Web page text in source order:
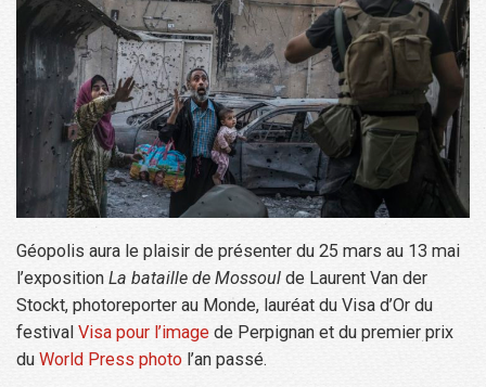
Géopolis aura le plaisir de présenter du 25 mars au 13 mai
l’exposition La bataille de Mossoul de Laurent Van der
Stockt, photoreporter au Monde, lauréat du Visa d’Or du
festival Visa pour l’image de Perpignan et du premier prix
du World Press photo l’an passé.